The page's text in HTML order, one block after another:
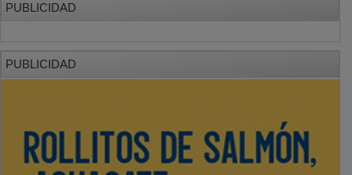
PUBLICIDAD
PUBLICIDAD